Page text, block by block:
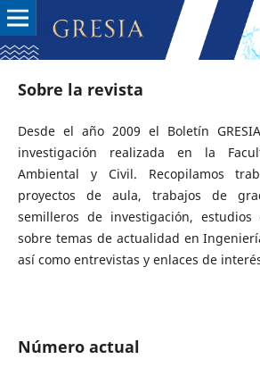
Sobre la revista
Desde el año 2009 el Boletín
investigación realizada en la
Ambiental y Civil. Recopilamos
proyectos de aula, trabajos de
semilleros de investigación, estudios
sobre temas de actualidad en
así como entrevistas y enlaces de
Número actual